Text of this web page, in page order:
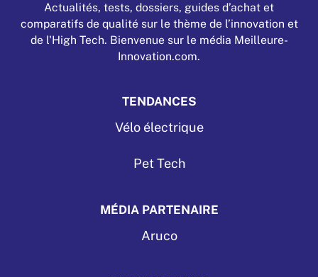
Actualités, tests, dossiers, guides d’achat et
comparatifs de qualité sur le thème de l’innovation et
de l'High Tech. Bienvenue sur le média Meilleure-
Innovation.com.
TENDANCES
Vélo électrique
Pet Tech
MÉDIA PARTENAIRE
Aruco